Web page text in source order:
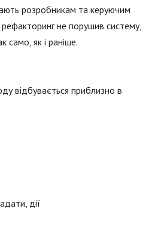
розробникам та керуючим
не порушив систему,
само, як і раніше.
відбувається приблизно в
дії